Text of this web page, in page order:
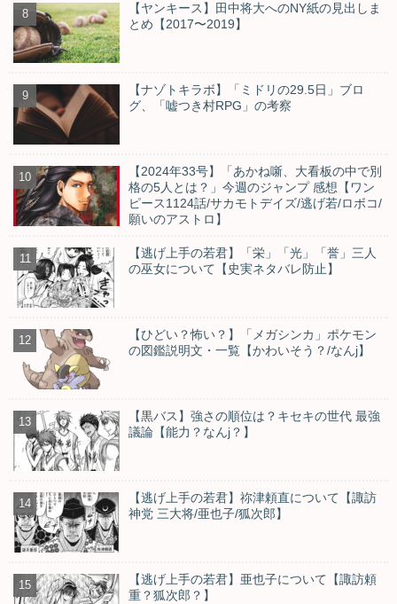
【ヤンキース】田中将大へのNY紙の見出しま
とめ【2017〜2019】
【ナゾトキラボ】「ミドリの29.5日」ブロ
グ、「嘘つき村RPG」の考察
【2024年33号】「あかね噺、大看板の中で別
格の5人とは？」今週のジャンプ 感想【ワン
ピース1124話/サカモトデイズ/逃げ若/ロボコ/
願いのアストロ】
【逃げ上手の若君】「栄」「光」「誉」三人
の巫女について【史実ネタバレ防止】
【ひどい？怖い？】「メガシンカ」ポケモン
の図鑑説明文・一覧【かわいそう？/なんj】
【黒バス】強さの順位は？キセキの世代 最強
議論【能力？なんj？】
【逃げ上手の若君】祢津頼直について【諏訪
神党 三大将/亜也子/狐次郎】
【逃げ上手の若君】亜也子について【諏訪頼
重？狐次郎？】